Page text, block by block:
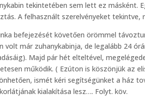
tekintetében sem lett ez másként.
A felhasznált szerelvényeket
befejezését követően örömmel
volt már zuhanykabinja, de legalább 24
Majd pár hét elteltével,
működik. ( Ezúton is köszönjük az
ismét kéri segítségünket a ház
kialakítása lesz…. Folyt. köv.